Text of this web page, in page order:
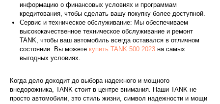
информацию о финансовых условиях и программам
кредитования, чтобы сделать вашу покупку более доступной.
Сервис и техническое обслуживание: Мы обеспечиваем
высококачественное техническое обслуживание и ремонт
TANK, чтобы ваш автомобиль всегда оставался в отличном
состоянии. Вы можете купить TANK 500 2023 на самых
выгодных условиях.
Когда дело доходит до выбора надежного и мощного
внедорожника, TANK стоит в центре внимания. Наши TANK не
просто автомобили, это стиль жизни, символ надежности и мощи